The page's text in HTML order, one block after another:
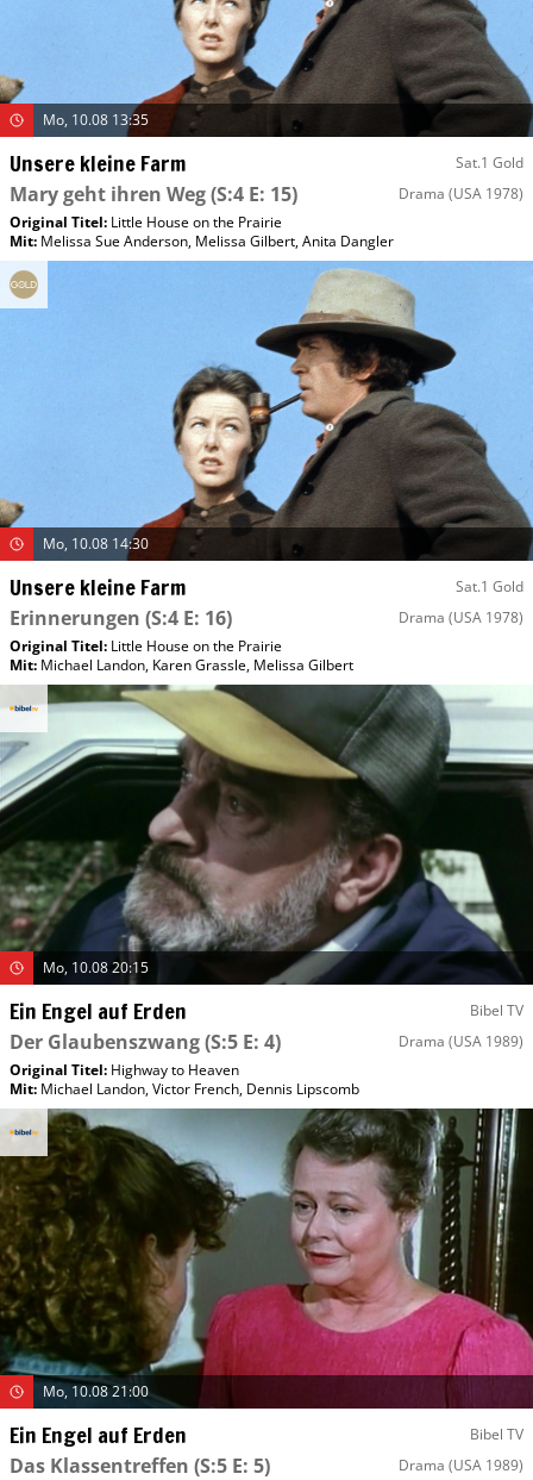
Mo, 10.08 13:35
Unsere kleine Farm Sat.1 Gold
Mary geht ihren Weg(S:4 E: 15) Drama (USA 1978)
Original Titel: Little House on the Prairie
Mit: Melissa Sue Anderson, Melissa Gilbert,Anita Dangler
Mo, 10.08 14:30
Unsere kleine Farm Sat.1 Gold
Erinnerungen (S:4 E: 16) Drama (USA 1978)
Original Titel: Little House on the Prairie
Mit: Michael Landon, Karen Grassle, Melissa Gilbert
Mo, 10.08 20:15
Ein Engel auf Erden Bibel TV
Der Glaubenszwang(S:5 E: 4) Drama (USA 1989)
Original Titel: Highway to Heaven
Mit: Michael Landon,Victor French, Dennis Lipscomb
Mo, 10.08 21:00
Ein Engel auf Erden Bibel TV
Das Klassentreffen (S:5 E: 5) Drama (USA 1989)